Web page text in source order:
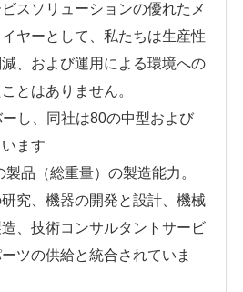
スソリューションの優れたメ
ヤーとして、私たちは生産性
、および運用による環境への
とはありません。
し、同社は80の中型および
ます
品（総重量）の製造能力。
究、機器の開発と設計、機械
、技術コンサルタントサービ
ツの供給と統合されていま